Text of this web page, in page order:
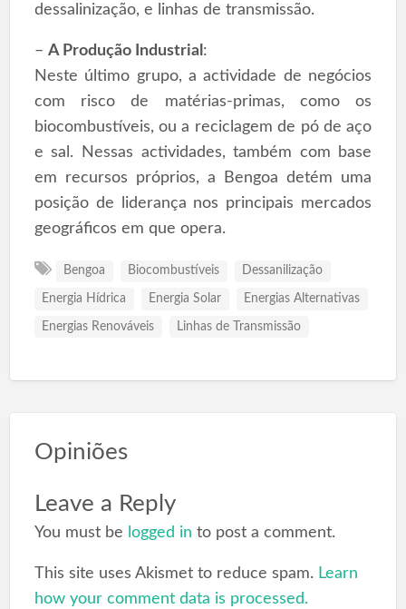
dessalinização, e linhas de transmissão.
– A Produção Industrial :
Neste último grupo, a actividade de negócios
com risco de matérias-primas, como os
biocombustíveis, ou a reciclagem de pó de aço
e sal. Nessas actividades, também com base
em recursos próprios, a Bengoa detém uma
posição de liderança nos principais mercados
geográficos em que opera.
Bengoa Biocombustíveis Dessanilização
Energia Hídrica Energia Solar Energias Alternativas
Energias Renováveis Linhas de Transmissão
Opiniões
Leave a Reply
You must be logged in to post a comment.
This site uses Akismet to reduce spam. Learn
how your comment data is processed.